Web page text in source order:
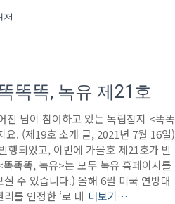
전
똑똑, 녹유 제21호
진 님이 참여하고 있는 독립잡지 <똑똑
요. (제19호 소개 글, 2021년 7월 16일)
행되었고, 이번에 가을호 제21호가 발
똑똑, 녹유>는 모두 녹유 홈페이지를
수 있습니다.) 올해 6월 미국 연방대
를 인정한 ‘로 대 더보기…